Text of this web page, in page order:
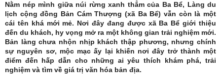
Nằm nép mình giữa núi rừng xanh thẳm của Ba Bể, Làng du
lịch cộng đồng Bản Cám Thượng (xã Ba Bể) vẫn còn là một
cái tên khá mới mẻ. Nơi đây đang được xã Ba Bể giới thiệu
đến du khách, hy vọng mở ra một không gian trải nghiệm mới.
Bản làng chưa nhộn nhịp khách thập phương, nhưng chính
sự nguyên sơ, mộc mạc ấy lại khiến nơi đây trở thành một
điểm đến hấp dẫn cho những ai yêu thích khám phá, trải
nghiệm và tìm về giá trị văn hóa bản địa.